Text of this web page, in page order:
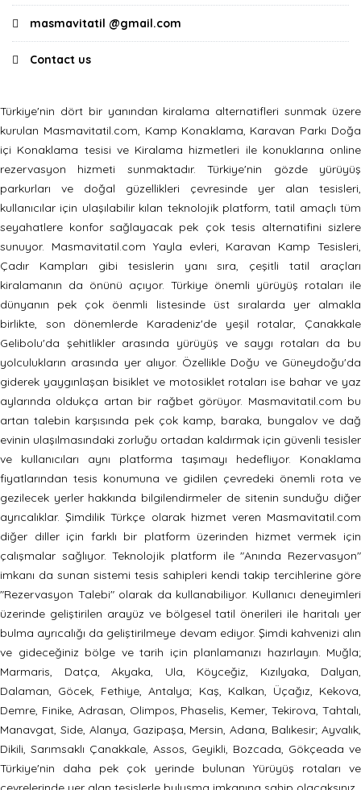
masmavitatil @gmail.com
Contact us
Türkiye'nin dört bir yanından kiralama alternatifleri sunmak üzere
kurulan Masmavitatil.com, Kamp Konaklama, Karavan Parkı Doğa
içi Konaklama tesisi ve Kiralama hizmetleri ile konuklarına online
rezervasyon hizmeti sunmaktadır. Türkiye'nin gözde yürüyüş
parkurları ve doğal güzellikleri çevresinde yer alan tesisleri,
kullanıcılar için ulaşılabilir kılan teknolojik platform, tatil amaçlı tüm
seyahatlere konfor sağlayacak pek çok tesis alternatifini sizlere
sunuyor. Masmavitatil.com Yayla evleri, Karavan Kamp Tesisleri,
Çadır Kampları gibi tesislerin yanı sıra, çeşitli tatil araçları
kiralamanın da önünü açıyor. Türkiye önemli yürüyüş rotaları ile
dünyanın pek çok öenmli listesinde üst sıralarda yer almakla
birlikte, son dönemlerde Karadeniz'de yeşil rotalar, Çanakkale
Gelibolu'da şehitlikler arasında yürüyüş ve saygı rotaları da bu
yolculukların arasında yer alıyor. Özellikle Doğu ve Güneydoğu'da
giderek yaygınlaşan bisiklet ve motosiklet rotaları ise bahar ve yaz
aylarında oldukça artan bir rağbet görüyor. Masmavitatil.com bu
artan talebin karşısında pek çok kamp, baraka, bungalov ve dağ
evinin ulaşılmasındaki zorluğu ortadan kaldırmak için güvenli tesisler
ve kullanıcıları aynı platforma taşımayı hedefliyor. Konaklama
fiyatlarından tesis konumuna ve gidilen çevredeki önemli rota ve
gezilecek yerler hakkında bilgilendirmeler de sitenin sunduğu diğer
ayrıcalıklar. Şimdilik Türkçe olarak hizmet veren Masmavitatil.com
diğer diller için farklı bir platform üzerinden hizmet vermek için
çalışmalar sağlıyor. Teknolojik platform ile "Anında Rezervasyon"
imkanı da sunan sistemi tesis sahipleri kendi takip tercihlerine göre
"Rezervasyon Talebi" olarak da kullanabiliyor. Kullanıcı deneyimleri
üzerinde geliştirilen arayüz ve bölgesel tatil önerileri ile haritalı yer
bulma ayrıcalığı da geliştirilmeye devam ediyor. Şimdi kahvenizi alın
ve gideceğiniz bölge ve tarih için planlamanızı hazırlayın. Muğla;
Marmaris, Datça, Akyaka, Ula, Köyceğiz, Kızılyaka, Dalyan,
Dalaman, Göcek, Fethiye, Antalya; Kaş, Kalkan, Üçağız, Kekova,
Demre, Finike, Adrasan, Olimpos, Phaselis, Kemer, Tekirova, Tahtalı,
Manavgat, Side, Alanya, Gazipaşa, Mersin, Adana, Balıkesir; Ayvalık,
Dikili, Sarımsaklı Çanakkale, Assos, Geyikli, Bozcada, Gökçeada ve
Türkiye'nin daha pek çok yerinde bulunan Yürüyüş rotaları ve